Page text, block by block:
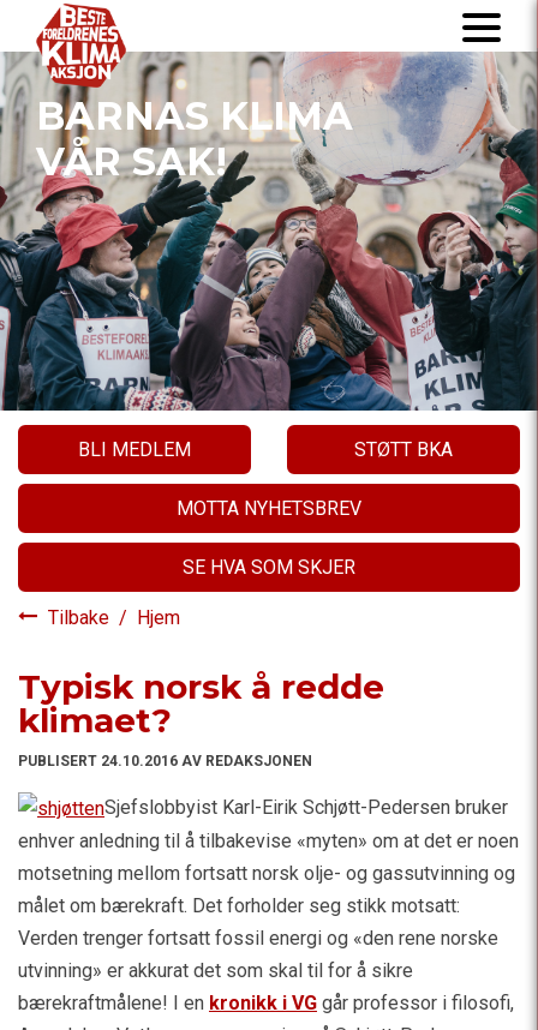
BARNAS KLIMA
VÅR SAK!
BLI MEDLEM STØTT BKA
MOTTA NYHETSBREV
SE HVA SOM SKJER
Tilbake / Hjem
Typisk norsk å redde
klimaet?
PUBLISERT 24.10.2016 AV REDAKSJONEN
Sjefslobbyist Karl-Eirik Schjøtt-Pedersen bruker
enhver anledning til å tilbakevise «myten» om at det er noen
motsetning mellom fortsatt norsk olje- og gassutvinning og
målet om bærekraft. Det forholder seg stikk motsatt:
Verden trenger fortsatt fossil energi og «den rene norske
utvinning» er akkurat det som skal til for å sikre
bærekraftmålene! I en kronikk i VG går professor i filosofi,